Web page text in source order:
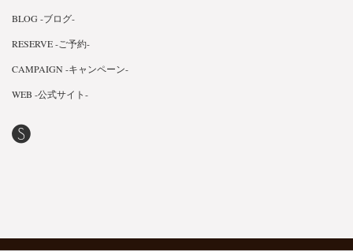
BLOG -ブログ-
RESERVE -ご予約-
CAMPAIGN -キャンペーン-
WEB -公式サイト-